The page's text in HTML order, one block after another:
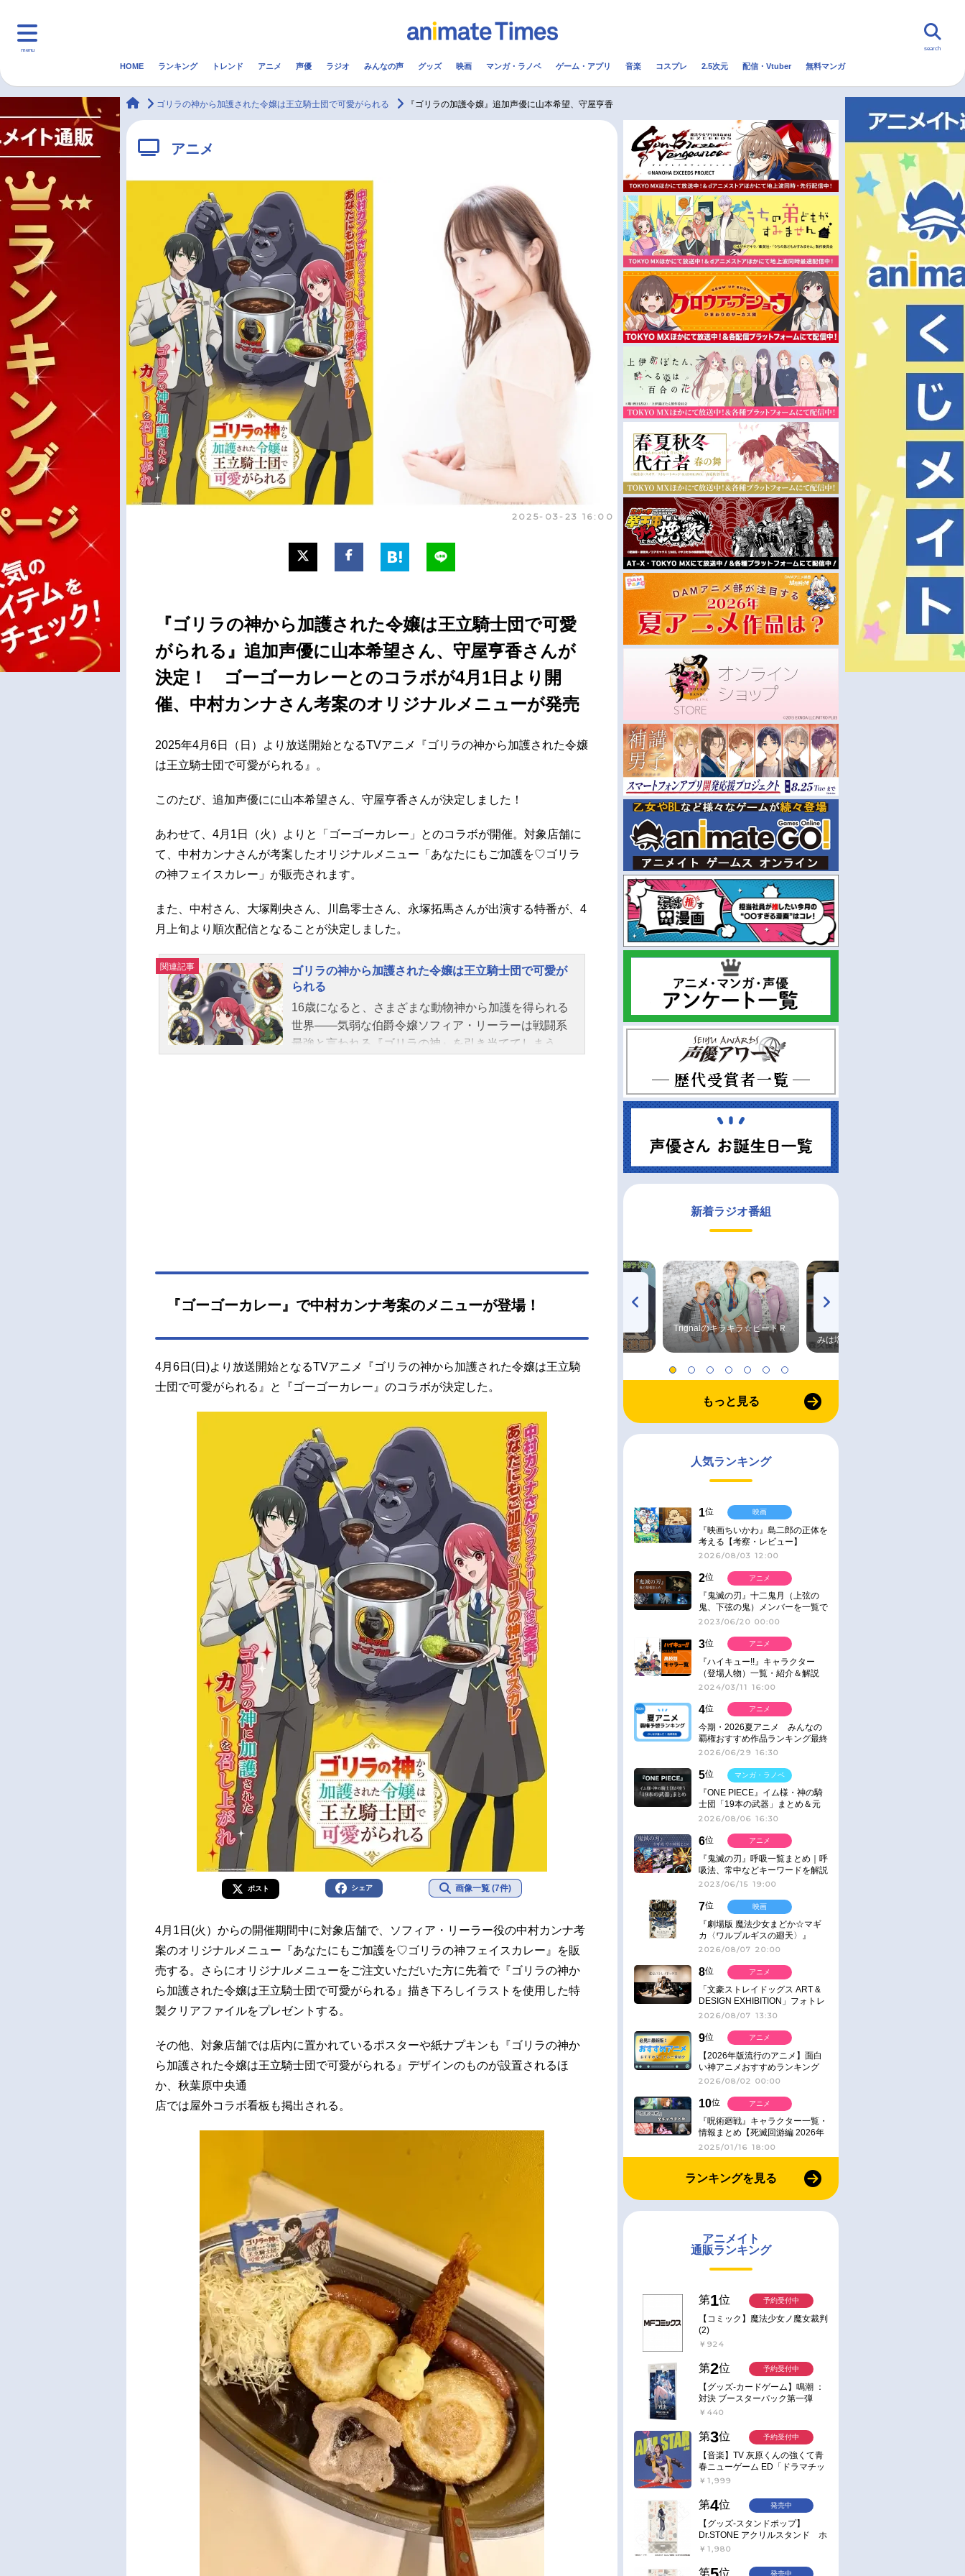
menu
マンガ・ラノベ ゲーム・アプリ 配信・Vtuber トレンド 無料マンガ
最新記事一覧
アニメ記事一覧
声優記事一覧
実写化映画一覧
男性声優/女性声優一覧
今期アニメ曜日別一覧
夏アニメ
秋アニメ
冬アニメ
FOLLOW US
search
HOME ランキング トレンド アニメ 声優 ラジオ みんなの声 グッズ 映画 マンガ・ラノベ ゲーム・アプリ 音楽 コスプレ 2.5次元 配信・Vtuber 無料マンガ
animateTimes
ゴリラの神から加護された令嬢は王立騎士団で可愛がられる 『ゴリラの加護令嬢』追加声優に山本希望、守屋亨香
アニメ
2025-03-23 16:00
『ゴリラの神から加護された令嬢は王立騎士団で可愛
がられる』追加声優に山本希望さん、守屋亨香さんが
決定！ ゴーゴーカレーとのコラボが4月1日より開
催、中村カンナさん考案のオリジナルメニューが発売
2025年4月6日（日）より放送開始となるTVアニメ『ゴリラの神から加護された令嬢
は王立騎士団で可愛がられる』。
このたび、追加声優にに山本希望さん、守屋亨香さんが決定しました！
あわせて、4月1日（火）よりと「ゴーゴーカレー」とのコラボが開催。対象店舗に
て、中村カンナさんが考案したオリジナルメニュー「あなたにもご加護を♡ゴリラ
の神フェイスカレー」が販売されます。
また、中村さん、大塚剛央さん、川島零士さん、永塚拓馬さんが出演する特番が、4
月上旬より順次配信となることが決定しました。
関連記事
ゴリラの神から加護された令嬢は王立騎士団で可愛が
られる
16歳になると、さまざまな動物神から加護を得られる
世界――気弱な伯爵令嬢ソフィア・リーラーは戦闘系
最強と言われる『ゴリラの神』を引き当ててしまう。
ト・アードラー：仲村宗悟シン・クヴァレ：土岐隼一
ヴィクトル・ヴォルク：田所陽向レオハルト：梅原裕
一郎カリッサ：山本希望アレーネ：守屋亨香スタッフ
C/KADOKAWA刊）監督：追崎史敏シリーズ構成・脚
本：雨宮ひとみキャラクターデ...
『ゴーゴーカレー』で中村カンナ考案のメニューが登場！
4月6日(日)より放送開始となるTVアニメ『ゴリラの神から加護された令嬢は王立騎
士団で可愛がられる』と『ゴーゴーカレー』のコラボが決定した。
ポスト シェア 画像一覧 (7件)
4月1日(火）からの開催期間中に対象店舗で、ソフィア・リーラー役の中村カンナ考
案のオリジナルメニュー『あなたにもご加護を♡ゴリラの神フェイスカレー』を販
売する。さらにオリジナルメニューをご注文いただいた方に先着で『ゴリラの神か
ら加護された令嬢は王立騎士団で可愛がられる』描き下ろしイラストを使用した特
製クリアファイルをプレゼントする。
その他、対象店舗では店内に置かれているポスターや紙ナプキンも『ゴリラの神か
ら加護された令嬢は王立騎士団で可愛がられる』デザインのものが設置されるほ
か、秋葉原中央通
店では屋外コラボ看板も掲出される。
新着ラジオ番組
radio 大直会 2nd season
Trignalのキラキラ☆ビートＲ
みは塩だけ
もっと見る
人気ランキング
1位
『映画ちいかわ』島二郎の正体を
考える【考察・レビュー】
2026/08/03 12:00
映画
2位
『鬼滅の刃』十二鬼月（上弦の
鬼、下弦の鬼）メンバーを一覧で
紹介＆解説（登場鬼の情報まと
2023/06/20 00:00
アニメ
3位
『ハイキュー!!』キャラクター
（登場人物）一覧・紹介＆解説
2024/03/11 16:00
アニメ
4位
今期・2026夏アニメ みんなの
覇権おすすめ作品ランキング最終
結果発表！
2026/06/29 16:30
アニメ
5位
『ONE PIECE』イム様・神の騎
士団「19本の武器」まとめ＆元
ネタ
2026/08/06 16:30
マンガ・ラノベ
6位
『鬼滅の刃』呼吸一覧まとめ｜呼
吸法、常中などキーワードを解説
2023/06/15 19:00
アニメ
7位
『劇場版 魔法少女まどか☆マギ
カ〈ワルプルギスの廻天〉』
IMAX同時公開決定
2026/08/07 20:00
映画
8位
「文豪ストレイドッグス ART &
DESIGN EXHIBITION」フォトレ
ポート
2026/08/07 13:30
アニメ
9位
【2026年版流行のアニメ】面白
い神アニメおすすめランキング
【名作・話題作】｜ジャンル別人
2026/08/02 00:00
アニメ
10位
『呪術廻戦』キャラクター一覧・
情報まとめ【死滅回游編 2026年
1月放送】
2025/01/16 18:00
アニメ
ランキングを見る
アニメイト
通販ランキング
第1位
【コミック】魔法少女ノ魔女裁判
(2)
￥924
予約受付中
第2位
【グッズ-カードゲーム】鳴潮 ：
対決 ブースターパック第一弾
【ポイント2倍】
￥440
予約受付中
第3位
【音楽】TV 灰原くんの強くて青
春ニューゲーム ED「ドラマチッ
ク逃避行」収録シングル AIM
￥1,999
予約受付中
第4位
【グッズ-スタンドポップ】
Dr.STONE アクリルスタンド ホ
ワイマンといっしょver. スタン
￥1,980
発売中
第 位 発売中